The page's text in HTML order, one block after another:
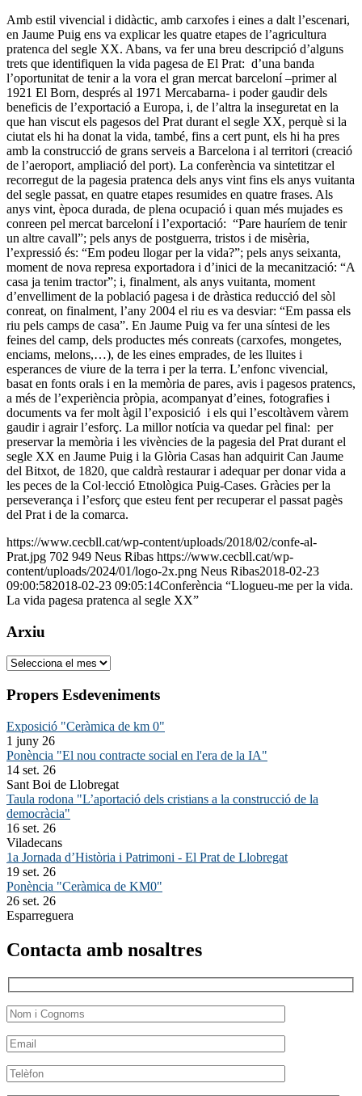
Amb estil vivencial i didàctic, amb carxofes i eines a dalt l’escenari,
en Jaume Puig ens va explicar les quatre etapes de l’agricultura
pratenca del segle XX. Abans, va fer una breu descripció d’alguns
trets que identifiquen la vida pagesa de El Prat: d’una banda
l’oportunitat de tenir a la vora el gran mercat barceloní –primer al
1921 El Born, després al 1971 Mercabarna- i poder gaudir dels
beneficis de l’exportació a Europa, i, de l’altra la inseguretat en la
que han viscut els pagesos del Prat durant el segle XX, perquè si la
ciutat els hi ha donat la vida, també, fins a cert punt, els hi ha pres
amb la construcció de grans serveis a Barcelona i al territori (creació
de l’aeroport, ampliació del port). La conferència va sintetitzar el
recorregut de la pagesia pratenca dels anys vint fins els anys vuitanta
del segle passat, en quatre etapes resumides en quatre frases. Als
anys vint, època durada, de plena ocupació i quan més mujades es
conreen pel mercat barceloní i l’exportació: “Pare hauríem de tenir
un altre cavall”; pels anys de postguerra, tristos i de misèria,
l’expressió és: “Em podeu llogar per la vida?”; pels anys seixanta,
moment de nova represa exportadora i d’inici de la mecanització: “A
casa ja tenim tractor”; i, finalment, als anys vuitanta, moment
d’envelliment de la població pagesa i de dràstica reducció del sòl
conreat, on finalment, l’any 2004 el riu es va desviar: “Em passa els
riu pels camps de casa”. En Jaume Puig va fer una síntesi de les
feines del camp, dels productes més conreats (carxofes, mongetes,
enciams, melons,…), de les eines emprades, de les lluites i
esperances de viure de la terra i per la terra. L’enfonc vivencial,
basat en fonts orals i en la memòria de pares, avis i pagesos pratencs,
a més de l’experiència pròpia, acompanyat d’eines, fotografies i
documents va fer molt àgil l’exposició i els qui l’escoltàvem vàrem
gaudir i agrair l’esforç. La millor notícia va quedar pel final: per
preservar la memòria i les vivències de la pagesia del Prat durant el
segle XX en Jaume Puig i la Glòria Casas han adquirit Can Jaume
del Bitxot, de 1820, que caldrà restaurar i adequar per donar vida a
les peces de la Col·lecció Etnològica Puig-Cases. Gràcies per la
perseverança i l’esforç que esteu fent per recuperar el passat pagès
del Prat i de la comarca.
https://www.cecbll.cat/wp-content/uploads/2018/02/confe-al-
Prat.jpg 702 949 Neus Ribas https://www.cecbll.cat/wp-
content/uploads/2024/01/logo-2x.png Neus Ribas2018-02-23
09:00:582018-02-23 09:05:14Conferència “Llogueu-me per la vida.
La vida pagesa pratenca al segle XX”
Arxiu
Arxiu
Propers Esdeveniments
Exposició "Ceràmica de km 0"
1 juny 26
Ponència "El nou contracte social en l'era de la IA"
14 set. 26
Sant Boi de Llobregat
Taula rodona "L’aportació dels cristians a la construcció de la
democràcia"
16 set. 26
Viladecans
1a Jornada d’Història i Patrimoni - El Prat de Llobregat
19 set. 26
Ponència "Ceràmica de KM0"
26 set. 26
Esparreguera
Contacta amb nosaltres